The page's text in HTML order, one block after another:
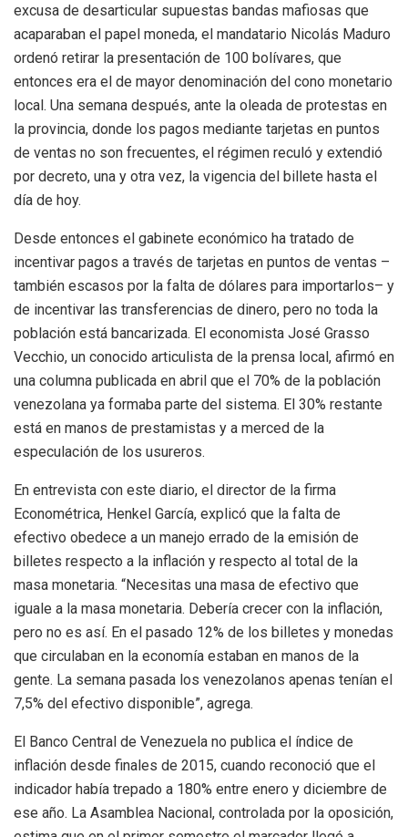
excusa de desarticular supuestas bandas mafiosas que
acaparaban el papel moneda, el mandatario Nicolás Maduro
ordenó retirar la presentación de 100 bolívares, que
entonces era el de mayor denominación del cono monetario
local. Una semana después, ante la oleada de protestas en
la provincia, donde los pagos mediante tarjetas en puntos
de ventas no son frecuentes, el régimen reculó y extendió
por decreto, una y otra vez, la vigencia del billete hasta el
día de hoy.
Desde entonces el gabinete económico ha tratado de
incentivar pagos a través de tarjetas en puntos de ventas –
también escasos por la falta de dólares para importarlos– y
de incentivar las transferencias de dinero, pero no toda la
población está bancarizada. El economista José Grasso
Vecchio, un conocido articulista de la prensa local, afirmó en
una columna publicada en abril que el 70% de la población
venezolana ya formaba parte del sistema. El 30% restante
está en manos de prestamistas y a merced de la
especulación de los usureros.
En entrevista con este diario, el director de la firma
Econométrica, Henkel García, explicó que la falta de
efectivo obedece a un manejo errado de la emisión de
billetes respecto a la inflación y respecto al total de la
masa monetaria. “Necesitas una masa de efectivo que
iguale a la masa monetaria. Debería crecer con la inflación,
pero no es así. En el pasado 12% de los billetes y monedas
que circulaban en la economía estaban en manos de la
gente. La semana pasada los venezolanos apenas tenían el
7,5% del efectivo disponible”, agrega.
El Banco Central de Venezuela no publica el índice de
inflación desde finales de 2015, cuando reconoció que el
indicador había trepado a 180% entre enero y diciembre de
ese año. La Asamblea Nacional, controlada por la oposición,